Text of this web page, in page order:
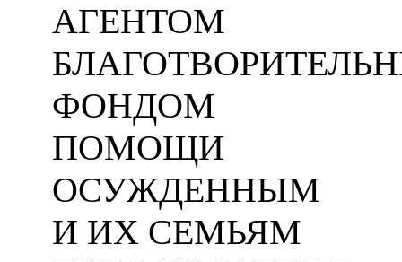
АГЕНТОМ
ФОНДОМ
ПОМОЩИ
ОСУЖДЕННЫМ
И ИХ СЕМЬЯМ